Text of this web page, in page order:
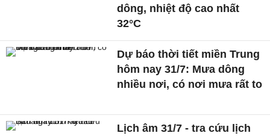
dông, nhiệt độ cao nhất
32°C
Dự báo thời tiết miền Trung
hôm nay 31/7: Mưa dông
nhiều nơi, có nơi mưa rất to
Lịch âm 31/7 - tra cứu lịch